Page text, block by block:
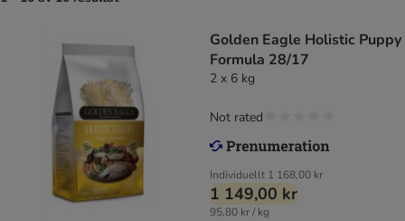
Golden Eagle Holistic Puppy
Formula 28/17
2 x 6 kg
Individuellt 1 168,00 kr
1 149,00 kr
95,80 kr / kg
Not rated